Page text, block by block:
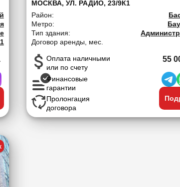
МОСКВА, УЛ. РАДИО, 23/9К1
Район:
Метро:
Тип здания:
Договор аренды, мес.
Оплата наличными
или по счету
Финансовые
гарантии
Пролонгация
договора
55